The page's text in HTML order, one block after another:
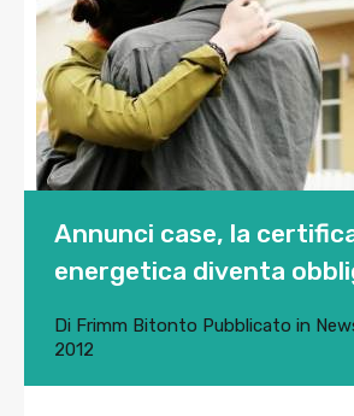
Annunci case, la
energetica diventa
Di Frimm Bitonto Pubblicato in
2012